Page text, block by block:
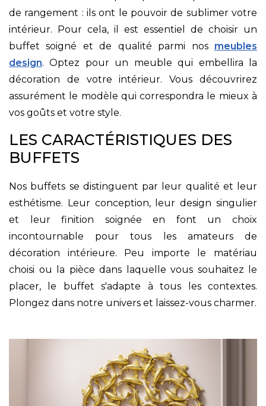
de rangement : ils ont le pouvoir de sublimer votre
intérieur. Pour cela, il est essentiel de choisir un
buffet soigné et de qualité parmi nos meubles
design. Optez pour un meuble qui embellira la
décoration de votre intérieur. Vous découvrirez
assurément le modèle qui correspondra le mieux à
vos goûts et votre style.
LES CARACTÉRISTIQUES DES
BUFFETS
Nos buffets se distinguent par leur qualité et leur
esthétisme. Leur conception, leur design singulier
et leur finition soignée en font un choix
incontournable pour tous les amateurs de
décoration intérieure. Peu importe le matériau
choisi ou la pièce dans laquelle vous souhaitez le
placer, le buffet s'adapte à tous les contextes.
Plongez dans notre univers et laissez-vous charmer.